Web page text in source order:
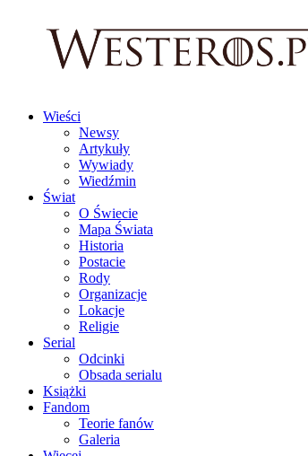
Wieści
Newsy
Artykuły
Wywiady
Wiedźmin
Świat
O Świecie
Mapa Świata
Historia
Postacie
Rody
Organizacje
Lokacje
Religie
Serial
Odcinki
Obsada serialu
Książki
Fandom
Teorie fanów
Galeria